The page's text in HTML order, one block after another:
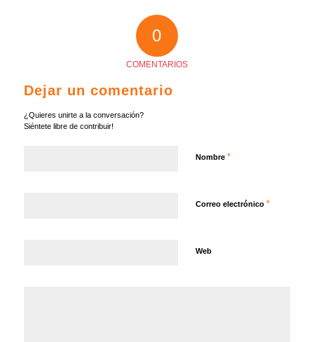
0
COMENTARIOS
Dejar un comentario
¿Quieres unirte a la conversación?
Siéntete libre de contribuir!
Nombre *
Correo electrónico *
Web